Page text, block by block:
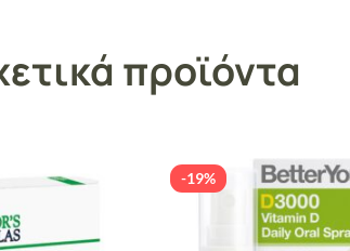
προϊόντα
-19%